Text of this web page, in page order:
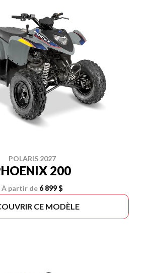
POLARIS 2027
200
À partir de 6 899 $
CE MODÈLE